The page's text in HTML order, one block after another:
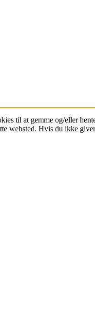
til at gemme og/eller
websted. Hvis du ikke